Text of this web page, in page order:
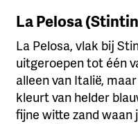
La Pelosa
La Pelosa, vlak bij
uitgeroepen tot één
alleen van Italië,
kleurt van helder
fijne witte zand waan